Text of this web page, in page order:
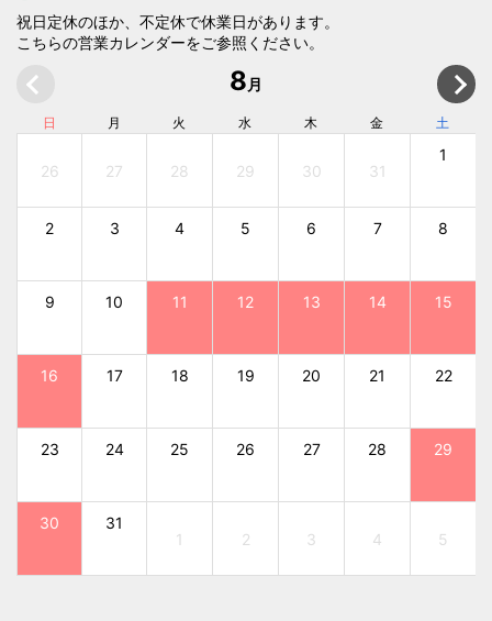
祝日定休のほか、不定休で休業日があります。
こちらの営業カレンダーをご参照ください。
8 月
日 月 火 水 木 金 土
26 27 28 29 30 31
1
2 3 4 5 6 7 8
9 10 11 12 13 14 15
16 17 18 19 20 21 22
23 24 25 26 27 28 29
30
31
1
2 3 4 5